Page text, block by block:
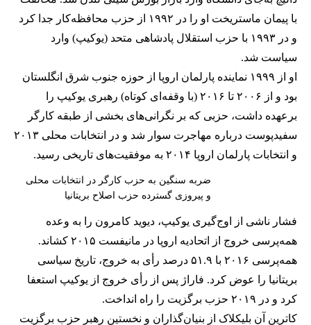
با پیمان ماستریخت او را در ۱۹۹۲ از حزب محافظه‌کار جدا کرد
و در ۱۹۹۳ با حزب استقلال پادشاهی متحد (یوکیپ) وارد
سیاست شد.
او از ۱۹۹۹ نماینده پارلمان اروپا از حوزه جنوب شرق انگلستان
بود و از ۲۰۰۶ تا ۲۰۱۶ (با وقفه‌ای کوتاه) رهبری یوکیپ را
برعهده داشت، حزبی که بر نگرانی‌های بخشی از طبقه کارگر
سفیدپوست درباره مهاجرت سوار شد و در انتخابات محلی ۲۰۱۳
و انتخابات پارلمان اروپا ۲۰۱۴ به موفقیت‌های تاریخی رسید.
ضربه سنگین به حزب کارگر در انتخابات محلی
و پیروزی گسترده حزب اصلاح بریتانیا
فشار ناشی از اوج‌گیری یوکیپ، دیوید کامرون را به وعده
همه‌پرسی خروج از اتحادیه اروپا در مانیفست ۲۰۱۵ کشاند.
همه‌پرسی ۲۰۱۶ با ۵۱.۹ درصد رأی به خروج، تاریخ سیاسی
بریتانیا را عوض کرد. فاراژ پس از رأی خروج از یوکیپ استعفا
کرد و در ۲۰۱۹ حزب برگزیت را راه انداخت.
کاترین آن بلیکلاک از بنیان‌گذاران و نخستین رهبر حزب برگزیت